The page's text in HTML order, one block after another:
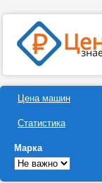
Цена машин
Статистика
Марка